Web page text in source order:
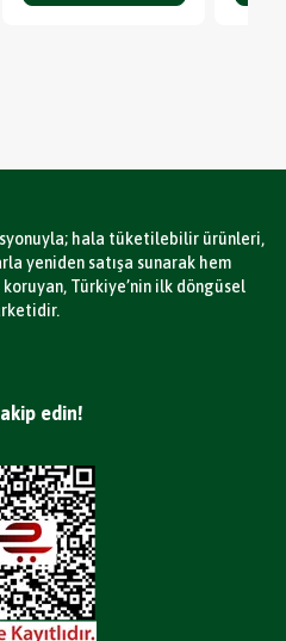
hala tüketilebilir ürünleri,
yeniden satışa sunarak hem
Türkiye’nin ilk döngüsel
edin!